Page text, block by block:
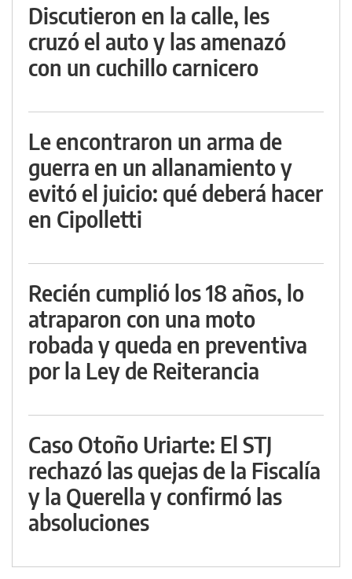
Discutieron en la calle, les
cruzó el auto y las amenazó
con un cuchillo carnicero
Le encontraron un arma de
guerra en un allanamiento y
evitó el juicio: qué deberá hacer
en Cipolletti
Recién cumplió los 18 años, lo
atraparon con una moto
robada y queda en preventiva
por la Ley de Reiterancia
Caso Otoño Uriarte: El STJ
rechazó las quejas de la Fiscalía
y la Querella y confirmó las
absoluciones